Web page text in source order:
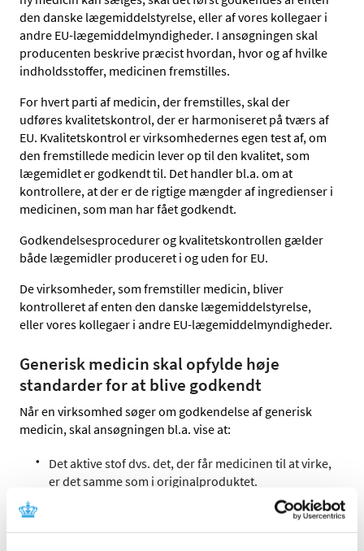
den danske lægemiddelstyrelse, eller af vores kollegaer i
andre EU-lægemiddelmyndigheder. I ansøgningen skal
producenten beskrive præcist hvordan, hvor og af hvilke
indholdsstoffer, medicinen fremstilles.
For hvert parti af medicin, der fremstilles, skal der
udføres kvalitetskontrol, der er harmoniseret på tværs af
EU. Kvalitetskontrol er virksomhedernes egen test af, om
den fremstillede medicin lever op til den kvalitet, som
lægemidlet er godkendt til. Det handler bl.a. om at
kontrollere, at der er de rigtige mængder af ingredienser i
medicinen, som man har fået godkendt.
Godkendelsesprocedurer og kvalitetskontrollen gælder
både lægemidler produceret i og uden for EU.
De virksomheder, som fremstiller medicin, bliver
kontrolleret af enten den danske lægemiddelstyrelse,
eller vores kollegaer i andre EU-lægemiddelmyndigheder.
Generisk medicin skal opfylde høje
standarder for at blive godkendt
Når en virksomhed søger om godkendelse af generisk
medicin, skal ansøgningen bl.a. vise at:
Det aktive stof dvs. det, der får medicinen til at virke,
er det samme som i originalproduktet.
Producenten er i stand til at fremstille lægemidlet